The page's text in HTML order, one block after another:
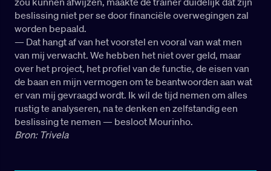
beslissing niet per se door financiële overwegingen zal
worden bepaald.
— Dat hangt af van het voorstel en vooral van wat men
van mij verwacht. We hebben het niet over geld, maar
over het project, het profiel van de functie, de eisen van
de baan en mijn vermogen om te beantwoorden aan wat
er van mij gevraagd wordt. Ik wil de tijd nemen om alles
rustig te analyseren, na te denken en zelfstandig een
beslissing te nemen — besloot Mourinho.
Bron: Trivela